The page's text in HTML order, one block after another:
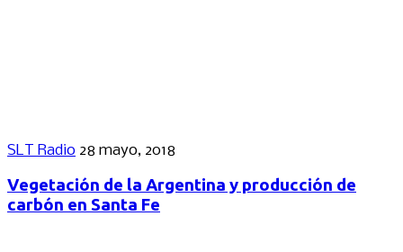
SLT Radio 28 mayo, 2018
Vegetación de la Argentina y producción de
carbón en Santa Fe